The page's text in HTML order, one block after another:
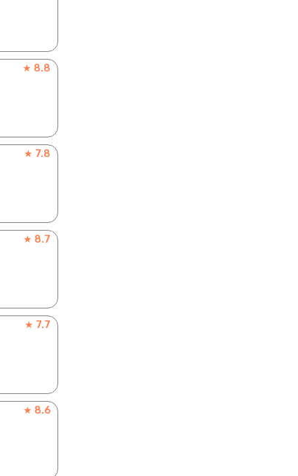
★ 8.8
★ 7.8
★ 8.7
★ 7.7
★ 8.6